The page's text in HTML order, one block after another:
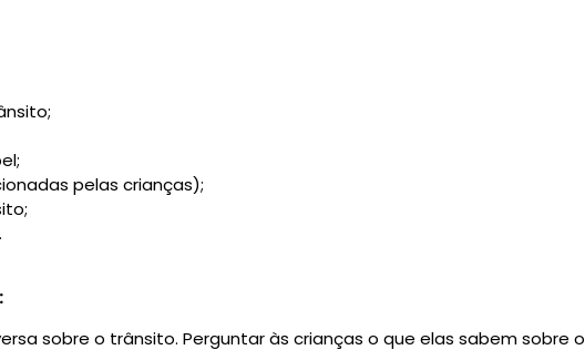
pelas crianças);
sobre o trânsito. Perguntar às crianças o que elas sabem sobre o